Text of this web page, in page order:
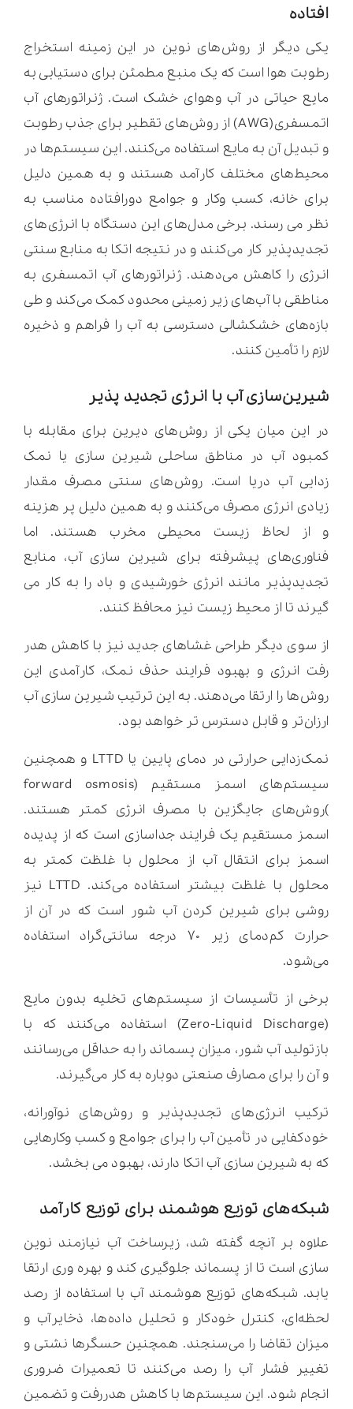
افتاده
یکی دیگر از روش‌های نوین در این زمینه استخراج
رطوبت هوا است که یک منبع مطمئن برای دستیابی به
مایع حیاتی در آب وهوای خشک است. ژنراتورهای آب
اتمسفری(AWG) از روش‌های تقطیر برای جذب رطوبت
و تبدیل آن به مایع استفاده می‌کنند. این سیستم‌ها در
محیط‌های مختلف کارآمد هستند و به همین دلیل
برای خانه، کسب وکار و جوامع دورافتاده مناسب به
نظر می رسند. برخی مدل‌های این دستگاه با انرژی‌های
تجدیدپذیر کار می‌کنند و در نتیجه اتکا به منابع سنتی
انرژی را کاهش می‌دهند. ژنراتورهای آب اتمسفری به
مناطقی با آب‌های زیر زمینی محدود کمک می‌کند و طی
بازه‌های خشکشالی دسترسی به آب را فراهم و ذخیره
لازم را تأمین کنند.
شیرین‌سازی آب با انرژی تجدید پذیر
در این میان یکی از روش‌های دیرین برای مقابله با
کمبود آب در مناطق ساحلی شیرین سازی یا نمک
زدایی آب دریا است. روش‌های سنتی مصرف مقدار
زیادی انرژی مصرف می‌کنند و به همین دلیل پر هزینه
و از لحاظ زیست محیطی مخرب هستند. اما
فناوری‌های پیشرفته برای شیرین سازی آب، منابع
تجدیدپذیر مانند انرژی خورشیدی و باد را به کار می
گیرند تا از محیط زیست نیز محافظ کنند.
از سوی دیگر طراحی غشاهای جدید نیز با کاهش هدر
رفت انرژی و بهبود فرایند حذف نمک، کارآمدی این
روش‌ها را ارتقا می‌دهند. به این ترتیب شیرین سازی آب
ارزان‌تر و قابل دسترس تر خواهد بود.
نمک‌زدایی حرارتی در دمای پایین یا LTTD و همچنین
سیستم‌های اسمز مستقیم (forward osmosis
)روش‌های جایگزین با مصرف انرژی کمتر هستند.
اسمز مستقیم یک فرایند جداسازی است که از پدیده
اسمز برای انتقال آب از محلول با غلظت کمتر به
محلول با غلظت بیشتر استفاده می‌کند. LTTD نیز
روشی برای شیرین کردن آب شور است که در آن از
حرارت کم‌دمای زیر ۷۰ درجه سانتی‌گراد استفاده
می‌شود.
برخی از تأسیسات از سیستم‌های تخلیه بدون مایع
(Zero-Liquid Discharge) استفاده می‌کنند که با
بازتولید آب شور، میزان پسماند را به حداقل می‌رسانند
و آن را برای مصارف صنعتی دوباره به کار می‌گیرند.
ترکیب انرژی‌های تجدیدپذیر و روش‌های نوآورانه،
خودکفایی در تأمین آب را برای جوامع و کسب وکارهایی
که به شیرین سازی آب اتکا دارند، بهبود می بخشد.
شبکه‌های توزیع هوشمند برای توزیع کارآمد
علاوه بر آنچه گفته شد، زیرساخت آب نیازمند نوین
سازی است تا از پسماند جلوگیری کند و بهره وری ارتقا
یابد. شبکه‌های توزیع هوشمند آب با استفاده از رصد
لحظه‌ای، کنترل خودکار و تحلیل داده‌ها، ذخایرآب و
میزان تقاضا را می‌سنجند. همچنین حسگرها نشتی و
تغییر فشار آب را رصد می‌کنند تا تعمیرات ضروری
انجام شود. این سیستم‌ها با کاهش هدررفت و تضمین